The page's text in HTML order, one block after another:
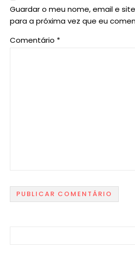
Guardar o meu nome, email e
para a próxima vez que eu
Comentário *